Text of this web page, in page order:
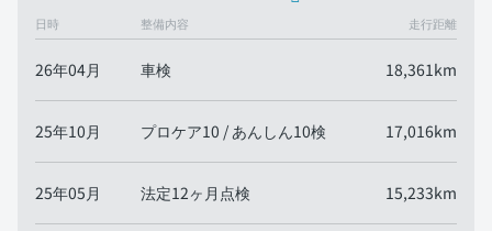
日時 整備内容 走行距離
26年04月 車検 18,361km
25年10月 プロケア10 / あんしん10検 17,016km
25年05月 法定12ヶ月点検 15,233km